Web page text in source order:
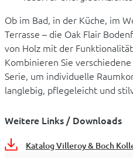
Ob im Bad, in der Küche, im
Terrasse – die Oak Flair
von Holz mit der
Kombinieren Sie
Serie, um individuelle
langlebig, pflegeleicht und
Weitere Links / Downloads
Katalog Villeroy & Boch